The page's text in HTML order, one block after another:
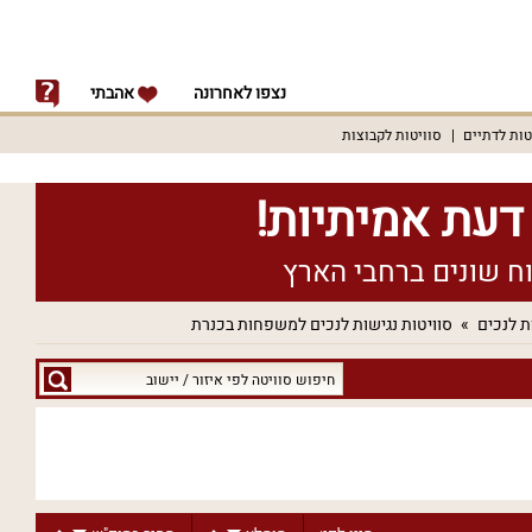
נצפו לאחרונה אהבתי
לדתיים סוויטות לקבוצות
לנכים סוויטות נגישות לנכים למשפחות בכנרת
חיפוש
סוויטה
יישוב